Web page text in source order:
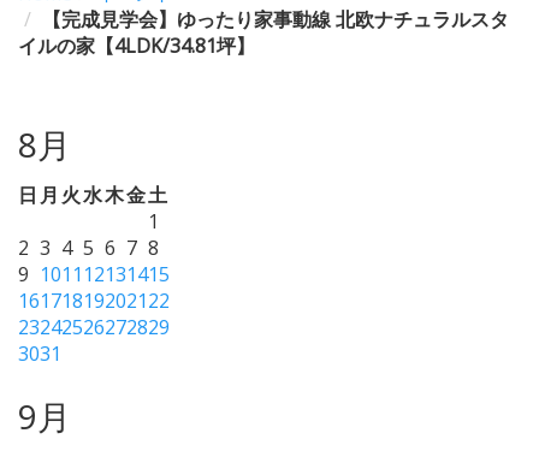
【完成見学会】ゆったり家事動線 北欧ナチュラルスタ
イルの家【4LDK/34.81坪】
8月
日 月 火水木金土
1
2 3 4 5 6 7 8
9 1011 12131415
16171819202122
23242526272829
3031
9月